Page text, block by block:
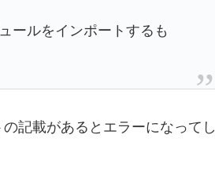
ールをインポートするも
記載があるとエラーになってし